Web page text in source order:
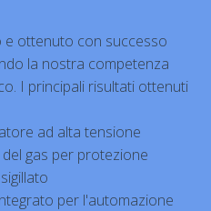
e ottenuto con successo
la nostra competenza
I principali risultati ottenuti
ad alta tensione
gas per protezione
per l'automazione